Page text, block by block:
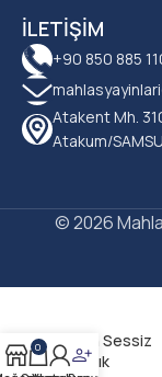
İLETIŞIM
+90 850 885
Atakent Mh.
Atakum/
© 2026
Son Sessiz
Tanık
0